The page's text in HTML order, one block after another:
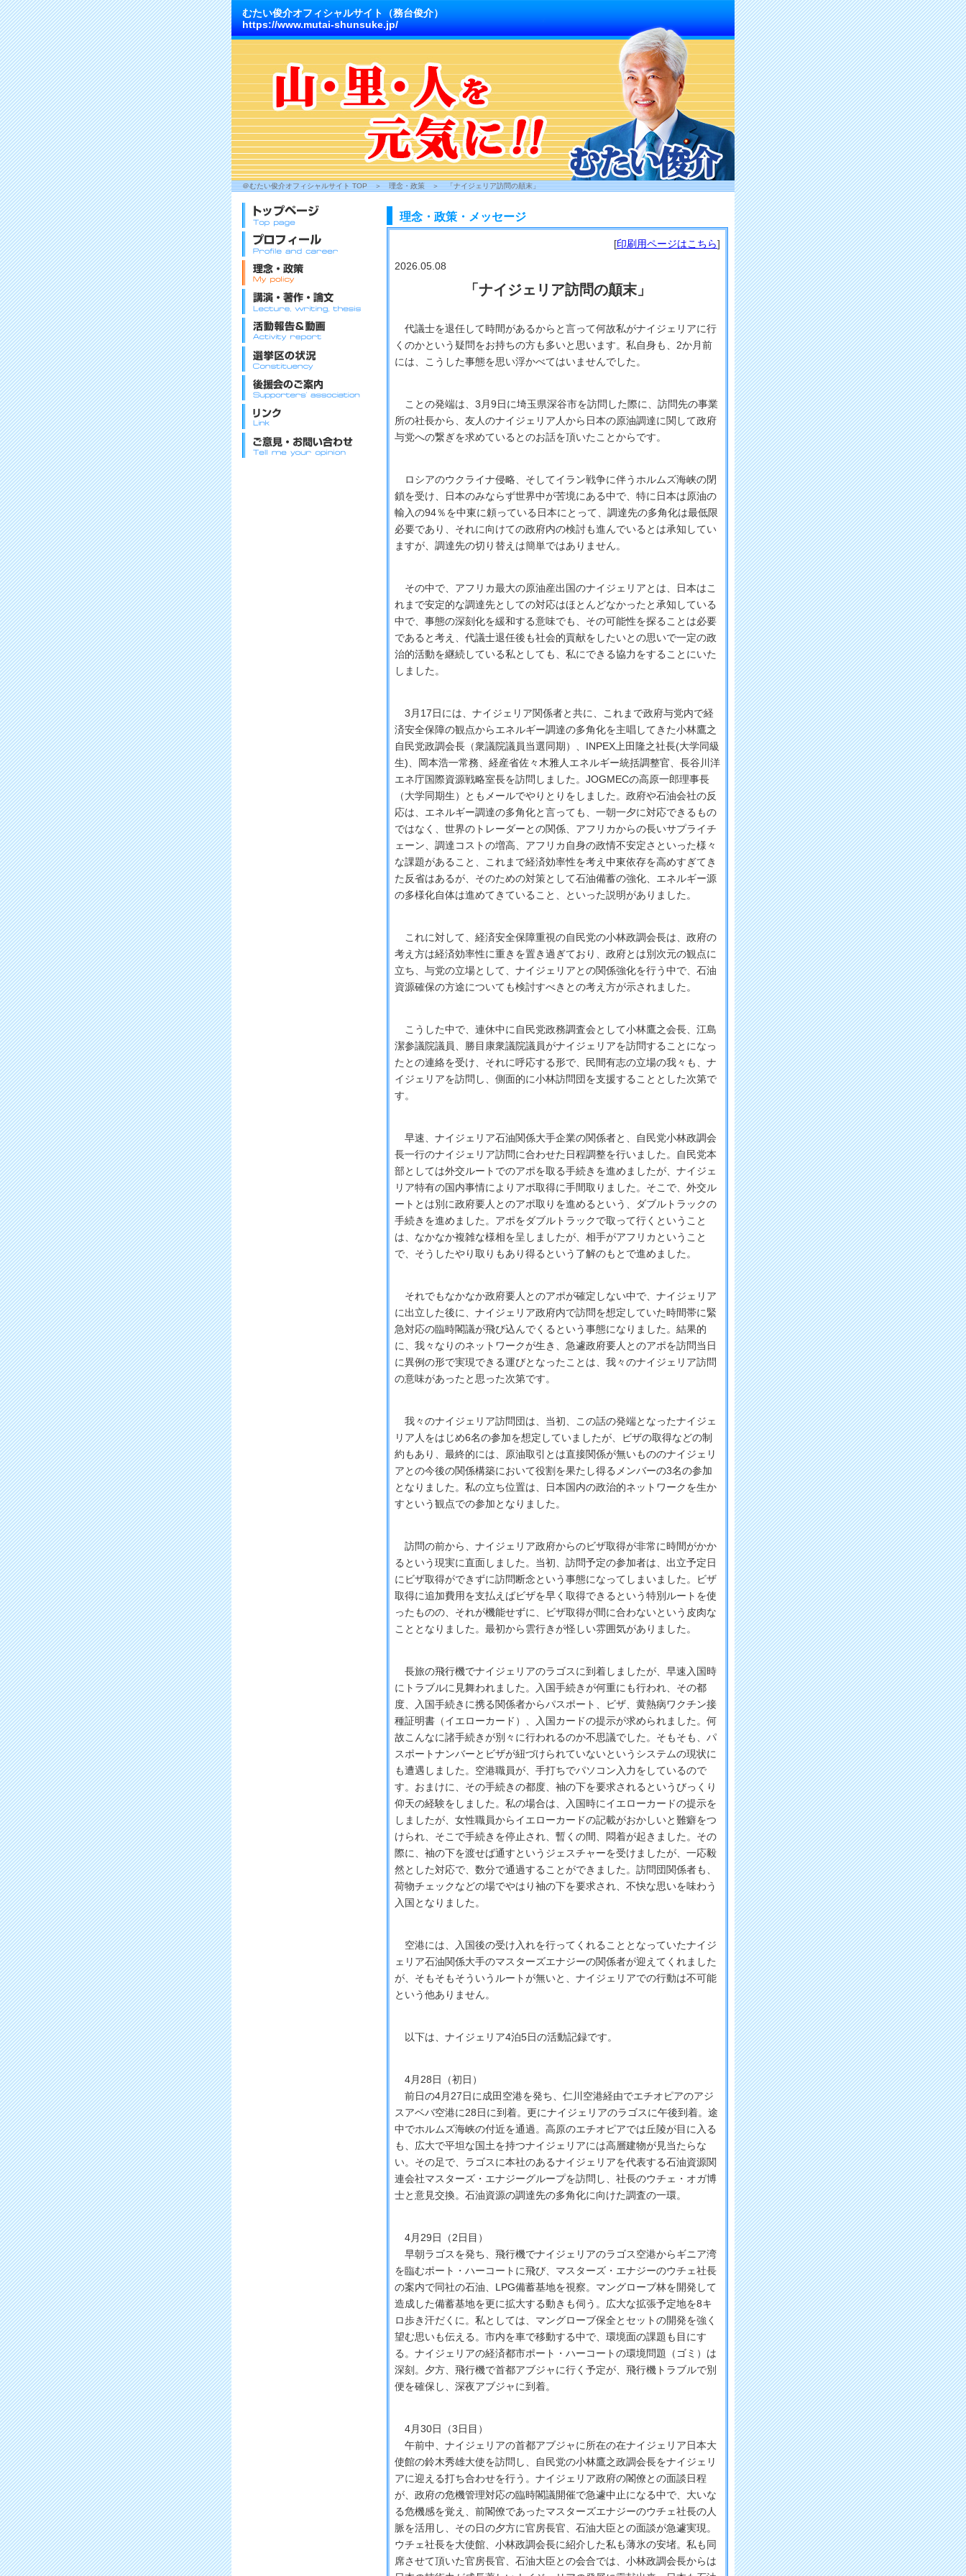
むたい俊介オフィシャルサイト（務台俊介）
https://www.mutai-shunsuke.jp/
＠むたい俊介オフィシャルサイト TOP＞理念・政策＞「ナイジェリア訪問の顛末」
理念・政策・メッセージ
[印刷用ページはこちら]
2026.05.08
「ナイジェリア訪問の顛末」
代議士を退任して時間があるからと言って何故私がナイジェリアに行
くのかという疑問をお持ちの方も多いと思います。私自身も、2か月前
には、こうした事態を思い浮かべてはいませんでした。
ことの発端は、3月9日に埼玉県深谷市を訪問した際に、訪問先の事業
所の社長から、友人のナイジェリア人から日本の原油調達に関して政府
与党への繋ぎを求めているとのお話を頂いたことからです。
ロシアのウクライナ侵略、そしてイラン戦争に伴うホルムズ海峡の閉
鎖を受け、日本のみならず世界中が苦境にある中で、特に日本は原油の
輸入の94％を中東に頼っている日本にとって、調達先の多角化は最低限
必要であり、それに向けての政府内の検討も進んでいるとは承知してい
ますが、調達先の切り替えは簡単ではありません。
その中で、アフリカ最大の原油産出国のナイジェリアとは、日本はこ
れまで安定的な調達先としての対応はほとんどなかったと承知している
中で、事態の深刻化を緩和する意味でも、その可能性を探ることは必要
であると考え、代議士退任後も社会的貢献をしたいとの思いで一定の政
治的活動を継続している私としても、私にできる協力をすることにいた
しました。
3月17日には、ナイジェリア関係者と共に、これまで政府与党内で経
済安全保障の観点からエネルギー調達の多角化を主唱してきた小林鷹之
自民党政調会長（衆議院議員当選同期）、INPEX上田隆之社長(大学同級
生)、岡本浩一常務、経産省佐々木雅人エネルギー統括調整官、長谷川洋
エネ庁国際資源戦略室長を訪問しました。JOGMECの高原一郎理事長
（大学同期生）ともメールでやりとりをしました。政府や石油会社の反
応は、エネルギー調達の多角化と言っても、一朝一夕に対応できるもの
ではなく、世界のトレーダーとの関係、アフリカからの長いサプライチ
ェーン、調達コストの増高、アフリカ自身の政情不安定さといった様々
な課題があること、これまで経済効率性を考え中東依存を高めすぎてき
た反省はあるが、そのための対策として石油備蓄の強化、エネルギー源
の多様化自体は進めてきていること、といった説明がありました。
これに対して、経済安全保障重視の自民党の小林政調会長は、政府の
考え方は経済効率性に重きを置き過ぎており、政府とは別次元の観点に
立ち、与党の立場として、ナイジェリアとの関係強化を行う中で、石油
資源確保の方途についても検討すべきとの考え方が示されました。
こうした中で、連休中に自民党政務調査会として小林鷹之会長、江島
潔参議院議員、勝目康衆議院議員がナイジェリアを訪問することになっ
たとの連絡を受け、それに呼応する形で、民間有志の立場の我々も、ナ
イジェリアを訪問し、側面的に小林訪問団を支援することとした次第で
す。
早速、ナイジェリア石油関係大手企業の関係者と、自民党小林政調会
長一行のナイジェリア訪問に合わせた日程調整を行いました。自民党本
部としては外交ルートでのアポを取る手続きを進めましたが、ナイジェ
リア特有の国内事情によりアポ取得に手間取りました。そこで、外交ル
ートとは別に政府要人とのアポ取りを進めるという、ダブルトラックの
手続きを進めました。アポをダブルトラックで取って行くということ
は、なかなか複雑な様相を呈しましたが、相手がアフリカということ
で、そうしたやり取りもあり得るという了解のもとで進めました。
それでもなかなか政府要人とのアポが確定しない中で、ナイジェリア
に出立した後に、ナイジェリア政府内で訪問を想定していた時間帯に緊
急対応の臨時閣議が飛び込んでくるという事態になりました。結果的
に、我々なりのネットワークが生き、急遽政府要人とのアポを訪問当日
に異例の形で実現できる運びとなったことは、我々のナイジェリア訪問
の意味があったと思った次第です。
我々のナイジェリア訪問団は、当初、この話の発端となったナイジェ
リア人をはじめ6名の参加を想定していましたが、ビザの取得などの制
約もあり、最終的には、原油取引とは直接関係が無いもののナイジェリ
アとの今後の関係構築において役割を果たし得るメンバーの3名の参加
となりました。私の立ち位置は、日本国内の政治的ネットワークを生か
すという観点での参加となりました。
訪問の前から、ナイジェリア政府からのビザ取得が非常に時間がかか
るという現実に直面しました。当初、訪問予定の参加者は、出立予定日
にビザ取得ができずに訪問断念という事態になってしまいました。ビザ
取得に追加費用を支払えばビザを早く取得できるという特別ルートを使
ったものの、それが機能せずに、ビザ取得が間に合わないという皮肉な
こととなりました。最初から雲行きが怪しい雰囲気がありました。
長旅の飛行機でナイジェリアのラゴスに到着しましたが、早速入国時
にトラブルに見舞われました。入国手続きが何重にも行われ、その都
度、入国手続きに携る関係者からパスポート、ビザ、黄熱病ワクチン接
種証明書（イエローカード）、入国カードの提示が求められました。何
故こんなに諸手続きが別々に行われるのか不思議でした。そもそも、パ
スポートナンバーとビザが紐づけられていないというシステムの現状に
も遭遇しました。空港職員が、手打ちでパソコン入力をしているので
す。おまけに、その手続きの都度、袖の下を要求されるというびっくり
仰天の経験をしました。私の場合は、入国時にイエローカードの提示を
しましたが、女性職員からイエローカードの記載がおかしいと難癖をつ
けられ、そこで手続きを停止され、暫くの間、悶着が起きました。その
際に、袖の下を渡せば通すというジェスチャーを受けましたが、一応毅
然とした対応で、数分で通過することができました。訪問団関係者も、
荷物チェックなどの場でやはり袖の下を要求され、不快な思いを味わう
入国となりました。
空港には、入国後の受け入れを行ってくれることとなっていたナイジ
ェリア石油関係大手のマスターズエナジーの関係者が迎えてくれました
が、そもそもそういうルートが無いと、ナイジェリアでの行動は不可能
という他ありません。
以下は、ナイジェリア4泊5日の活動記録です。
4月28日（初日）
前日の4月27日に成田空港を発ち、仁川空港経由でエチオピアのアジ
スアベバ空港に28日に到着。更にナイジェリアのラゴスに午後到着。途
中でホルムズ海峡の付近を通過。高原のエチオピアでは丘陵が目に入る
も、広大で平坦な国土を持つナイジェリアには高層建物が見当たらな
い。その足で、ラゴスに本社のあるナイジェリアを代表する石油資源関
連会社マスターズ・エナジーグループを訪問し、社長のウチェ・オガ博
士と意見交換。石油資源の調達先の多角化に向けた調査の一環。
4月29日（2日目）
早朝ラゴスを発ち、飛行機でナイジェリアのラゴス空港からギニア湾
を臨むポート・ハーコートに飛び、マスターズ・エナジーのウチェ社長
の案内で同社の石油、LPG備蓄基地を視察。マングローブ林を開発して
造成した備蓄基地を更に拡大する動きも伺う。広大な拡張予定地を8キ
ロ歩き汗だくに。私としては、マングローブ保全とセットの開発を強く
望む思いも伝える。市内を車で移動する中で、環境面の課題も目にす
る。ナイジェリアの経済都市ポート・ハーコートの環境問題（ゴミ）は
深刻。夕方、飛行機で首都アブジャに行く予定が、飛行機トラブルで別
便を確保し、深夜アブジャに到着。
4月30日（3日目）
午前中、ナイジェリアの首都アブジャに所在の在ナイジェリア日本大
使館の鈴木秀雄大使を訪問し、自民党の小林鷹之政調会長をナイジェリ
アに迎える打ち合わせを行う。ナイジェリア政府の閣僚との面談日程
が、政府の危機管理対応の臨時閣議開催で急遽中止になる中で、大いな
る危機感を覚え、前閣僚であったマスターズエナジーのウチェ社長の人
脈を活用し、その日の夕方に官房長官、石油大臣との面談が急遽実現。
ウチェ社長を大使館、小林政調会長に紹介した私も薄氷の安堵。私も同
席させて頂いた官房長官、石油大臣との会合では、小林政調会長からは